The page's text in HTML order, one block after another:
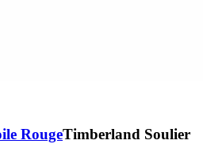
RougeTimberland Soulier